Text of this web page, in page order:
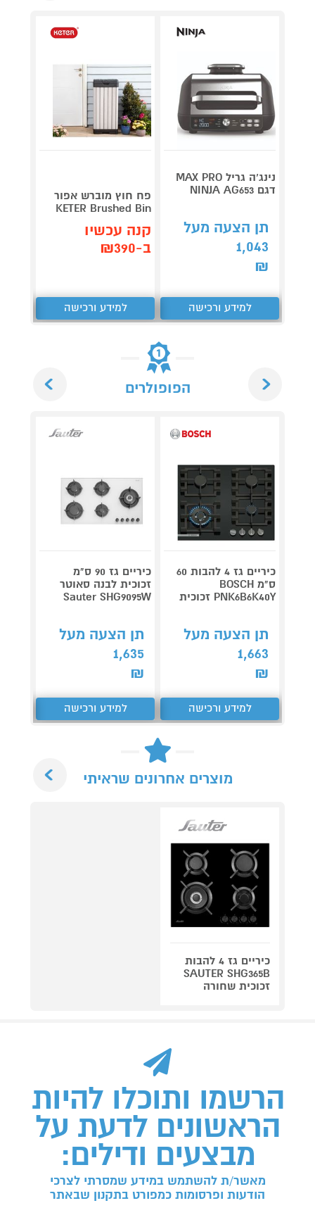
נינג’ה גריל MAX PRO
דגם NINJA AG653
תן הצעה מעל
1,043
₪
למידע ורכישה
פח חוץ מוברש אפור
KETER Brushed Bin
קנה עכשיו
ב-₪390
למידע ורכישה
הפופולרים
כיריים גז 4 להבות 60
ס"מ BOSCH
PNK6B6K40Y זכוכית
תן הצעה מעל
1,663
₪
למידע ורכישה
כיריים גז 90 ס"מ
זכוכית לבנה סאוטר
Sauter SHG9095W
תן הצעה מעל
1,635
₪
למידע ורכישה
מוצרים אחרונים שראיתי
כיריים גז 4 להבות
SAUTER SHG365B
זכוכית שחורה
הרשמו ותוכלו להיות
הראשונים לדעת על
מבצעים ודילים:
מאשר/ת להשתמש במידע שמסרתי לצרכי
הודעות ופרסומות כמפורט בתקנון שבאתר